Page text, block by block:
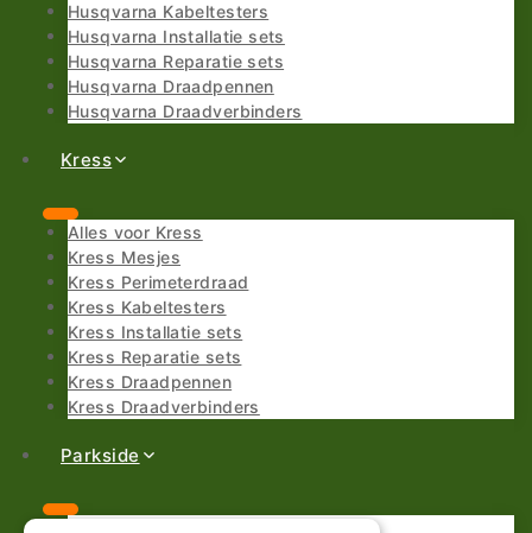
Husqvarna Kabeltesters
Husqvarna Installatie sets
Husqvarna Reparatie sets
Husqvarna Draadpennen
Husqvarna Draadverbinders
Kress
Alles voor Kress
Kress Mesjes
Kress Perimeterdraad
Kress Kabeltesters
Kress Installatie sets
Kress Reparatie sets
Kress Draadpennen
Kress Draadverbinders
Parkside